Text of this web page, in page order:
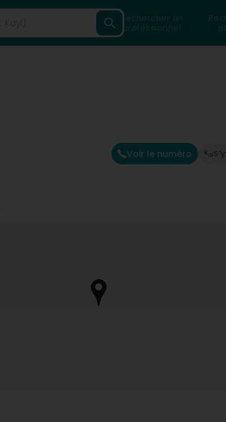
Rechercher un
professionnel
Voir le numéro